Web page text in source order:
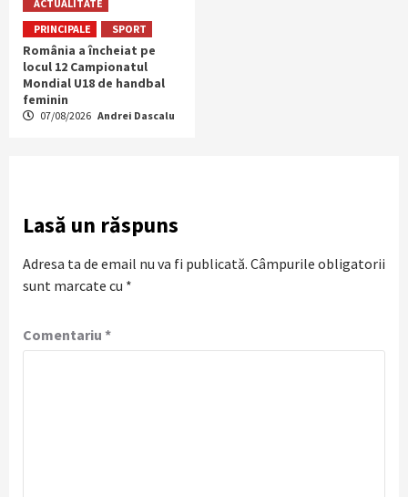
ACTUALITATE
PRINCIPALE
SPORT
România a încheiat pe
locul 12 Campionatul
Mondial U18 de handbal
feminin
07/08/2026 Andrei Dascalu
Lasă un răspuns
Adresa ta de email nu va fi publicată. Câmpurile obligatorii
sunt marcate cu *
Comentariu *